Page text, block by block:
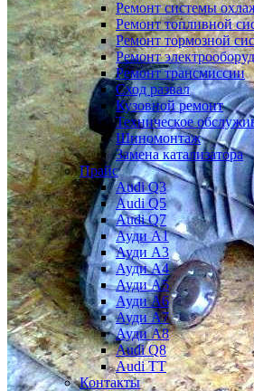
Ремонт системы
Ремонт топливной
Ремонт тормозной
Ремонт
Ремонт трансмиссии
Сход развал
Кузовной ремонт
Техническое
Шиномонтаж
Замена катализатора
Прайс
Audi Q3
Audi Q5
Audi Q7
Ауди А1
Ауди А3
Ауди А4
Ауди A5
Ауди А6
Ауди А7
Ауди A8
Audi Q8
Audi TT
Контакты